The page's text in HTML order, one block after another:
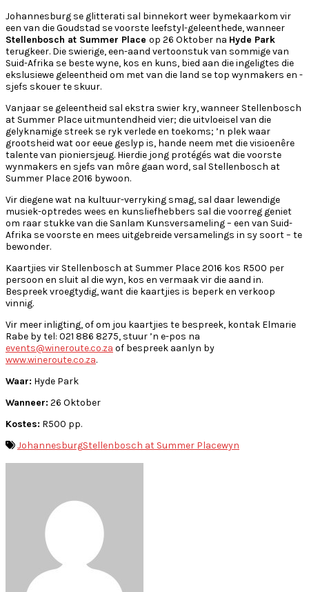
Johannesburg se glitterati sal binnekort weer bymekaarkom vir
een van die Goudstad se voorste leefstyl-geleenthede, wanneer
Stellenbosch at Summer Place op 26 Oktober na Hyde Park
terugkeer. Die swierige, een-aand vertoonstuk van sommige van
Suid-Afrika se beste wyne, kos en kuns, bied aan die ingeligtes die
ekslusiewe geleentheid om met van die land se top wynmakers en -
sjefs skouer te skuur.
Vanjaar se geleentheid sal ekstra swier kry, wanneer Stellenbosch
at Summer Place uitmuntendheid vier; die uitvloeisel van die
gelyknamige streek se ryk verlede en toekoms; ’n plek waar
grootsheid wat oor eeue geslyp is, hande neem met die visioenêre
talente van pioniersjeug. Hierdie jong protégés wat die voorste
wynmakers en sjefs van môre gaan word, sal Stellenbosch at
Summer Place 2016 bywoon.
Vir diegene wat na kultuur-verryking smag, sal daar lewendige
musiek-optredes wees en kunsliefhebbers sal die voorreg geniet
om raar stukke van die Sanlam Kunsversameling – een van Suid-
Afrika se voorste en mees uitgebreide versamelings in sy soort – te
bewonder.
Kaartjies vir Stellenbosch at Summer Place 2016 kos R500 per
persoon en sluit al die wyn, kos en vermaak vir die aand in.
Bespreek vroegtydig, want die kaartjies is beperk en verkoop
vinnig.
Vir meer inligting, of om jou kaartjies te bespreek, kontak Elmarie
Rabe by tel: 021 886 8275, stuur ’n e-pos na
events@wineroute.co.za of bespreek aanlyn by
www.wineroute.co.za.
Waar: Hyde Park
Wanneer: 26 Oktober
Kostes: R500 pp.
JohannesburgStellenbosch at Summer Placewyn